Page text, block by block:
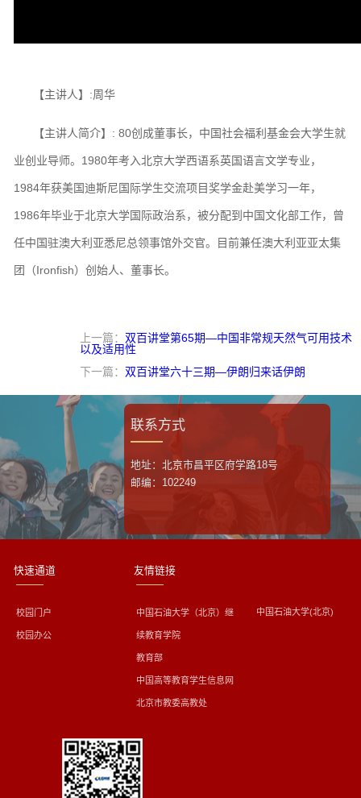
【主讲人】:周华
【主讲人简介】: 80创成董事长，中国社会福利基金会大学生就
业创业导师。1980年考入北京大学西语系英国语言文学专业，
1984年获美国迪斯尼国际学生交流项目奖学金赴美学习一年，
1986年毕业于北京大学国际政治系，被分配到中国文化部工作，曾
任中国驻澳大利亚悉尼总领事馆外交官。目前兼任澳大利亚亚太集
团（Ironfish）创始人、董事长。
上一篇： 双百讲堂第65期—中国非常规天然气可用技术
以及适用性
下一篇： 双百讲堂六十三期—伊朗归来话伊朗
联系方式
地址：北京市昌平区府学路18号
邮编：102249
快速通道
校园门户
校园办公
友情链接
中国石油大学（北京）继
续教育学院
教育部
中国高等教育学生信息网
北京市教委高教处
中国石油大学(北京)